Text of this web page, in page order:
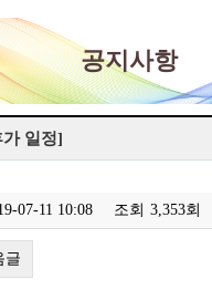
공지사항
일정]
07-11 10:08 조회 3,353회
글